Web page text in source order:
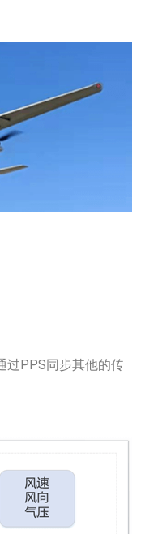
过PPS同步其他的传